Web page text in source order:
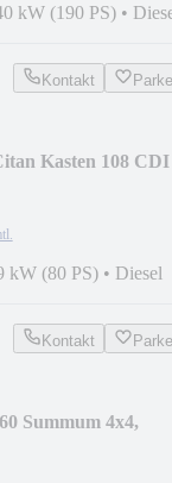
kW (190 PS) •
Kontakt
Kasten 108 CDI
kW (80 PS) • Diesel
Kontakt
Summum 4x4,